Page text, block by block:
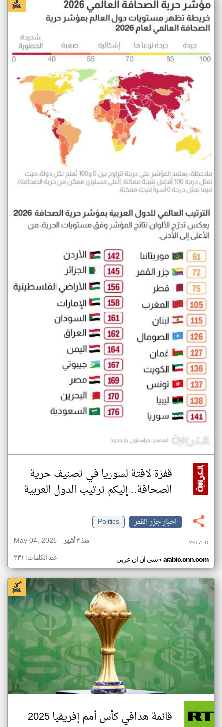
قفزة لافتة لسوريا في تصنيف حرية
الصحافة.. إليكم ترتيب الدول العربية
اخبار جزر القمر
Politics
May 04, 2026
منذ ٣ أشهر VF17PD
سي ان ان عربي• arabic.cnn.com عدد الكلمات: ٢٣١
قائمة هدافي كأس أمم إفريقيا 2025